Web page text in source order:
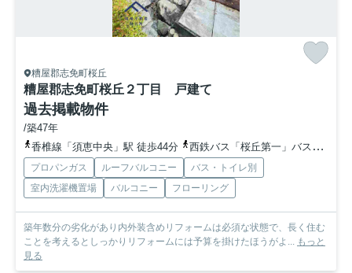
糟屋郡志免町桜丘
糟屋郡志免町桜丘２丁目 戸建て
過去掲載物件
/築47年
香椎線「須恵中央」駅 徒歩44分
西鉄バス「桜丘第一」バス停下車 徒歩5分
プロパンガス ルーフバルコニー
バス・トイレ別
室内洗濯機置場
バルコニー フローリング
築年数分の劣化があり内外装含めリフォームは必須な状態で、長く住む
ことを考えるとしっかりリフォームには予算を掛けたほうがよ... もっと
見る